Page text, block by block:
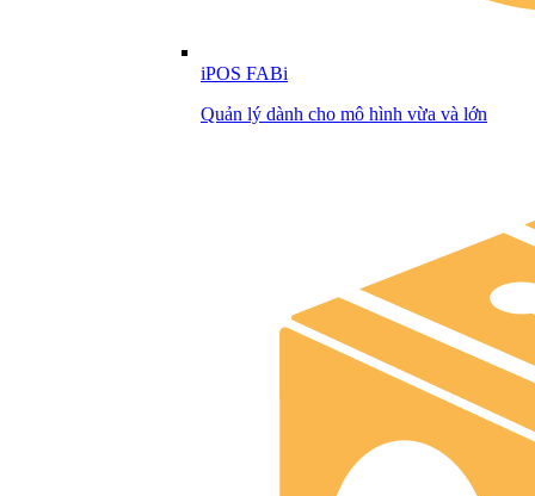
iPOS FABi
Quản lý dành cho mô hình vừa và lớn